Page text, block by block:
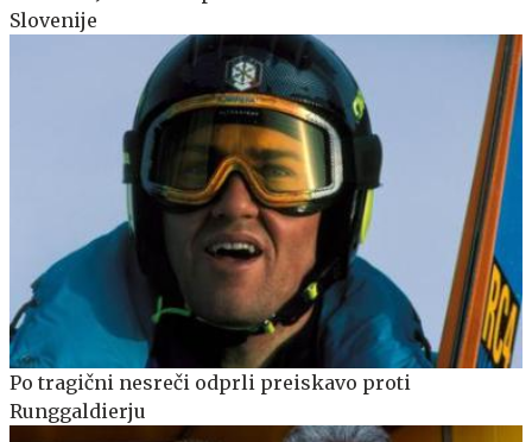
Slovenije
Po tragični nesreči odprli preiskavo proti
Runggaldierju